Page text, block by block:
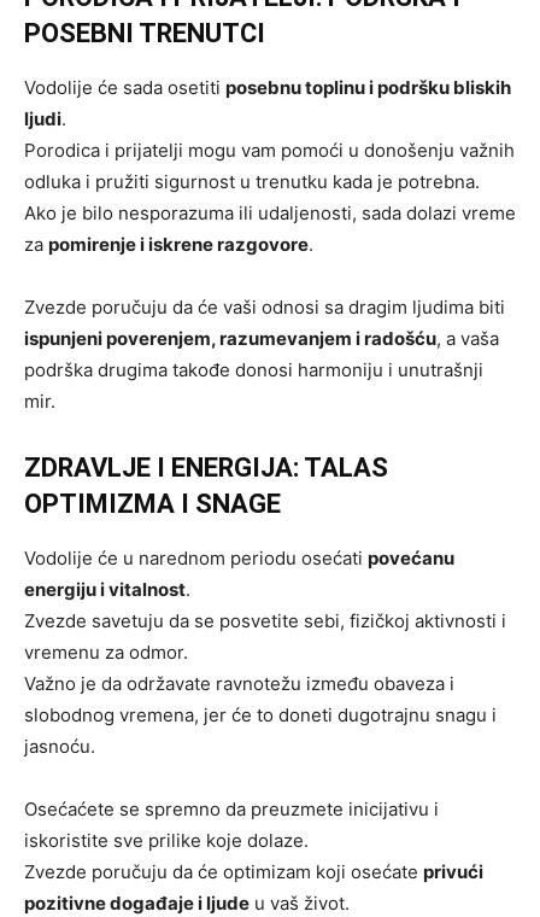
POSEBNI TRENUTCI
Vodolije će sada osetiti posebnu toplinu i podršku bliskih
ljudi.
Porodica i prijatelji mogu vam pomoći u donošenju važnih
odluka i pružiti sigurnost u trenutku kada je potrebna.
Ako je bilo nesporazuma ili udaljenosti, sada dolazi vreme
za pomirenje i iskrene razgovore.
Zvezde poručuju da će vaši odnosi sa dragim ljudima biti
ispunjeni poverenjem, razumevanjem i radošću, a vaša
podrška drugima takođe donosi harmoniju i unutrašnji
mir.
ZDRAVLJE I ENERGIJA: TALAS
OPTIMIZMA I SNAGE
Vodolije će u narednom periodu osećati povećanu
energiju i vitalnost.
Zvezde savetuju da se posvetite sebi, fizičkoj aktivnosti i
vremenu za odmor.
Važno je da održavate ravnotežu između obaveza i
slobodnog vremena, jer će to doneti dugotrajnu snagu i
jasnoću.
Osećaćete se spremno da preuzmete inicijativu i
iskoristite sve prilike koje dolaze.
Zvezde poručuju da će optimizam koji osećate privući
pozitivne događaje i ljude u vaš život.